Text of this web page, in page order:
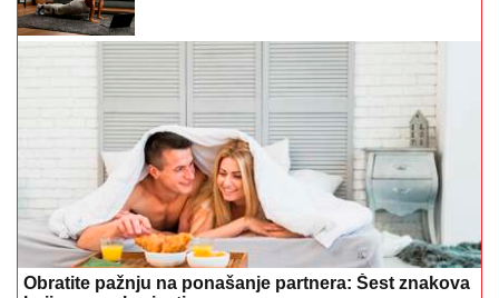
Obratite pažnju na ponašanje partnera: Šest znakova